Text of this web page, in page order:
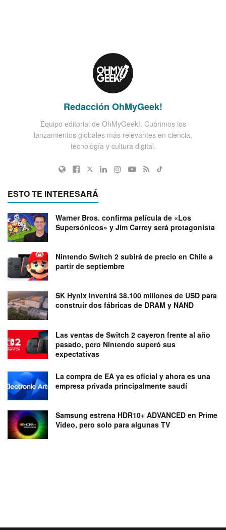
Redacción OhMyGeek!
Equipo editorial de OhMyGeek!. Cubrimos los
lanzamientos globales más relevantes en ciencia,
tecnología y cultura digital.
ESTO TE INTERESARÁ
Warner Bros. confirma película de «Los
Supersónicos» y Jim Carrey será protagonista
Nintendo Switch 2 subirá de precio en Chile a
partir de septiembre
SK Hynix invertirá 38.100 millones de USD para
construir dos fábricas de DRAM y NAND
Las ventas de Switch 2 cayeron frente al año
pasado, pero Nintendo superó sus
expectativas
La compra de EA ya es oficial y ahora es una
empresa privada principalmente saudí
Samsung estrena HDR10+ ADVANCED en Prime
Video, pero solo para algunas TV